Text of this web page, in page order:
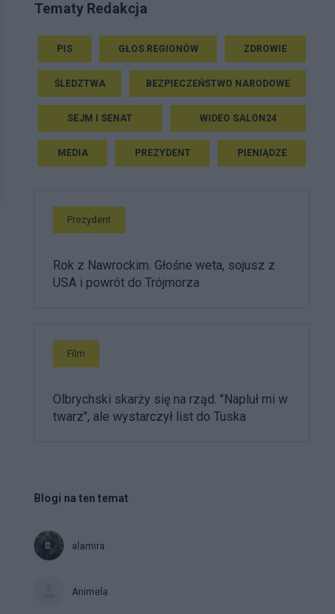
Tematy Redakcja
PIS GŁOS REGIONÓW ZDROWIE
ŚLEDZTWA BEZPIECZEŃSTWO NARODOWE
SEJM I SENAT WIDEO SALON24
MEDIA PREZYDENT PIENIĄDZE
Prezydent
Rok z Nawrockim. Głośne weta, sojusz z
USA i powrót do Trójmorza
Film
Olbrychski skarży się na rząd. "Napluł mi w
twarz", ale wystarczył list do Tuska
Blogi na ten temat
alamira
Animela